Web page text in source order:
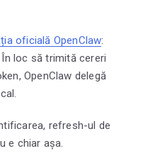
oficială OpenClaw:
loc să trimită cereri
OpenClaw delegă
refresh-ul de
e chiar așa.